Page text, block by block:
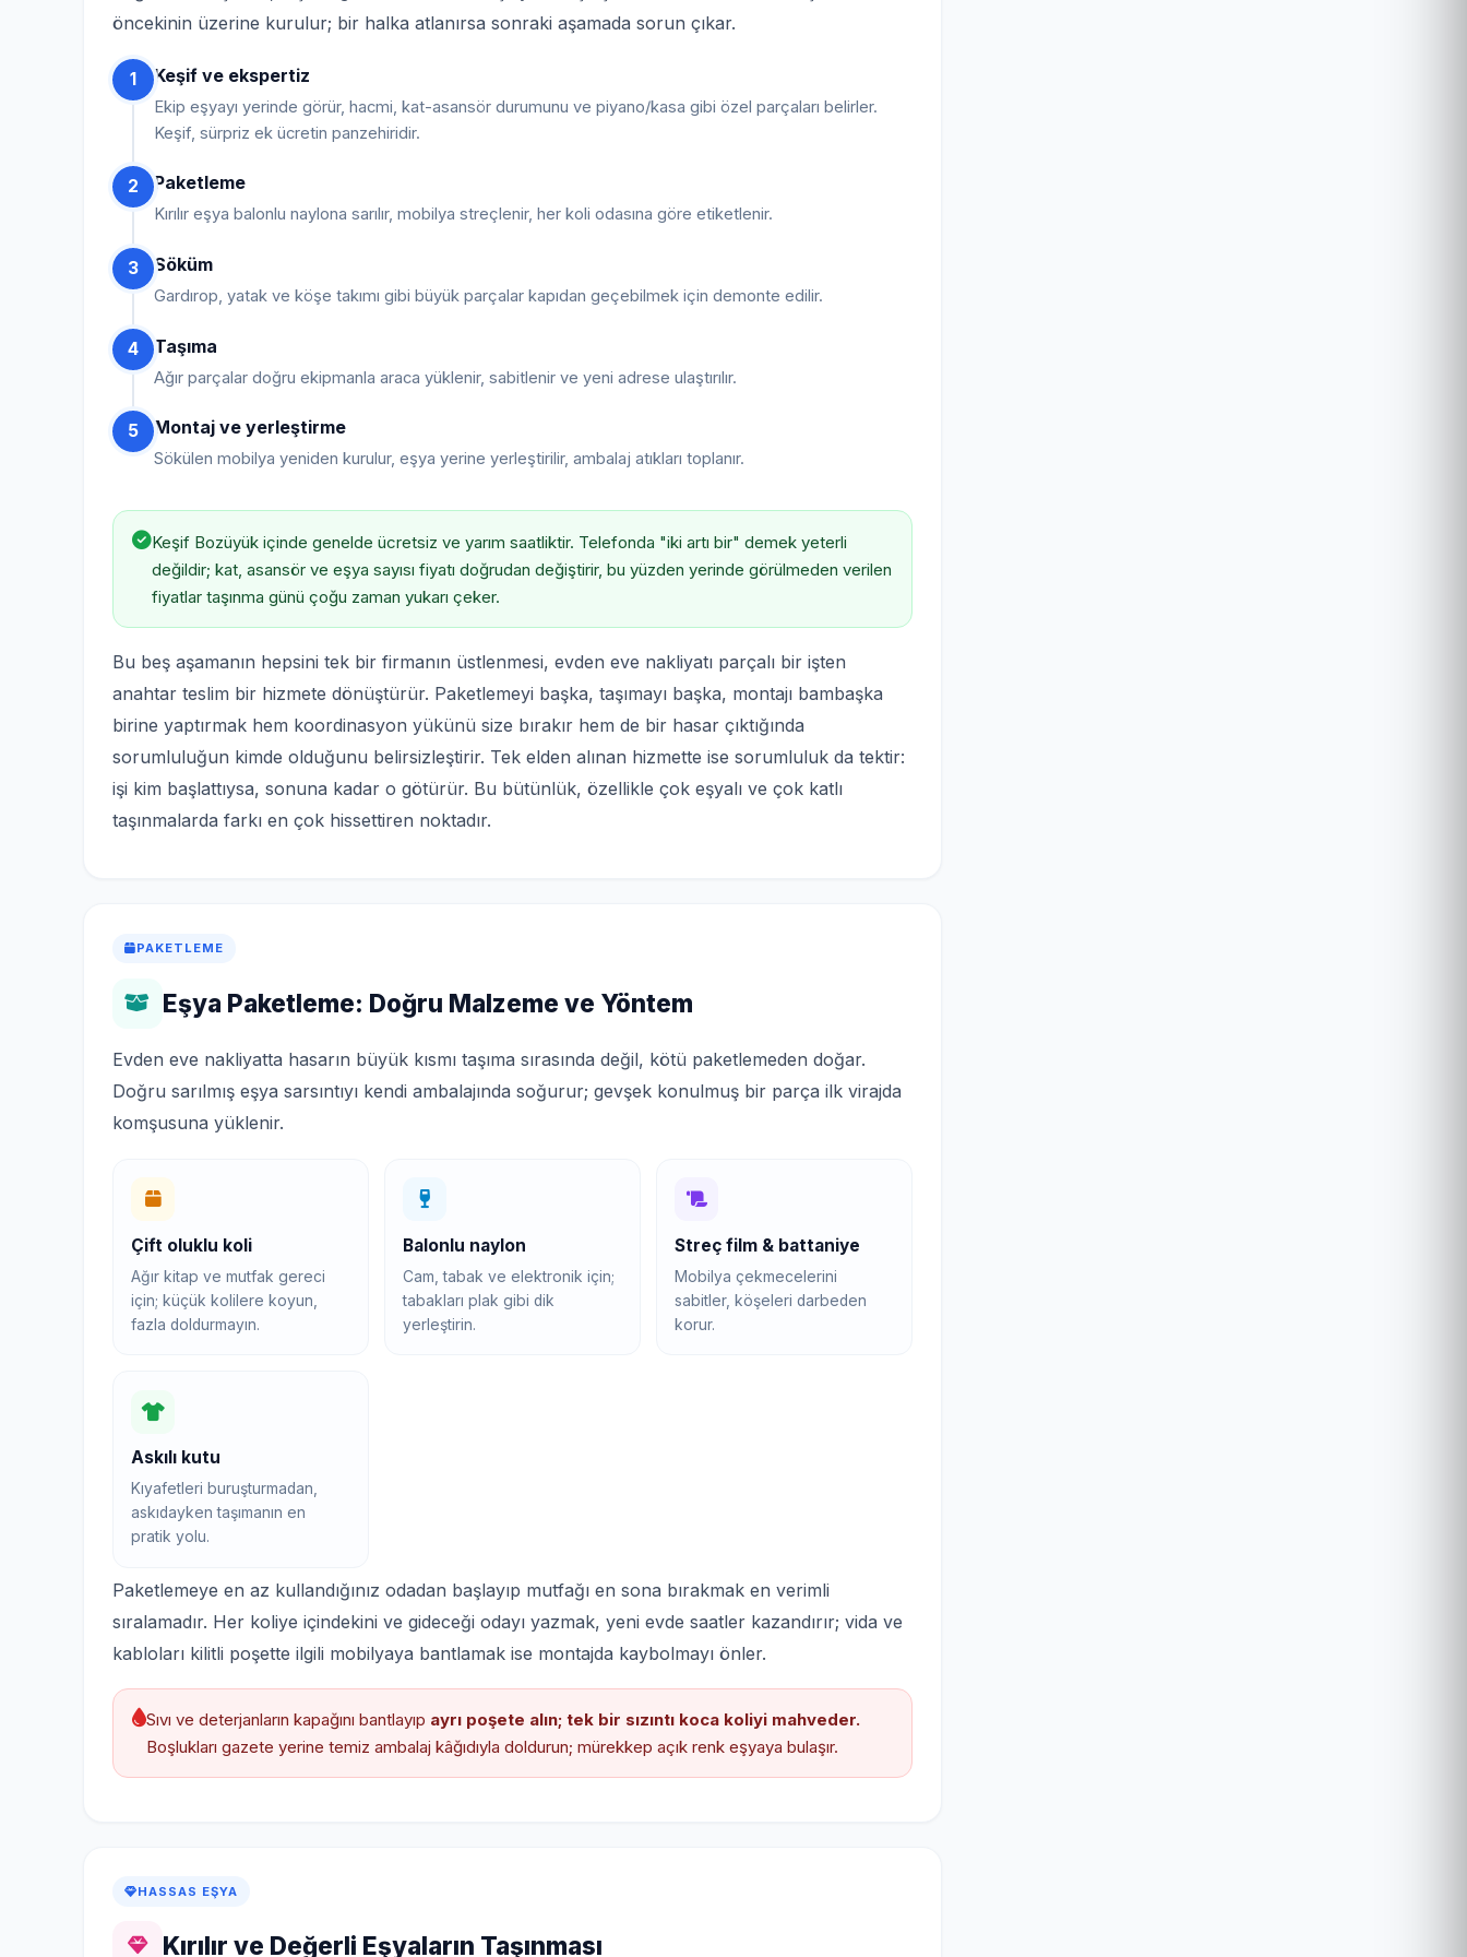
öncekinin üzerine kurulur; bir halka atlanırsa sonraki aşamada sorun çıkar.
1 Keşif ve ekspertiz
Ekip eşyayı yerinde görür, hacmi, kat-asansör durumunu ve piyano/kasa gibi özel parçaları belirler.
Keşif, sürpriz ek ücretin panzehiridir.
2 Paketleme
Kırılır eşya balonlu naylona sarılır, mobilya streçlenir, her koli odasına göre etiketlenir.
3 Söküm
Gardırop, yatak ve köşe takımı gibi büyük parçalar kapıdan geçebilmek için demonte edilir.
4 Taşıma
Ağır parçalar doğru ekipmanla araca yüklenir, sabitlenir ve yeni adrese ulaştırılır.
5 Montaj ve yerleştirme
Sökülen mobilya yeniden kurulur, eşya yerine yerleştirilir, ambalaj atıkları toplanır.
Keşif Bozüyük içinde genelde ücretsiz ve yarım saatliktir. Telefonda "iki artı bir" demek yeterli
değildir; kat, asansör ve eşya sayısı fiyatı doğrudan değiştirir, bu yüzden yerinde görülmeden verilen
fiyatlar taşınma günü çoğu zaman yukarı çeker.
Bu beş aşamanın hepsini tek bir firmanın üstlenmesi, evden eve nakliyatı parçalı bir işten
anahtar teslim bir hizmete dönüştürür. Paketlemeyi başka, taşımayı başka, montajı bambaşka
birine yaptırmak hem koordinasyon yükünü size bırakır hem de bir hasar çıktığında
sorumluluğun kimde olduğunu belirsizleştirir. Tek elden alınan hizmette ise sorumluluk da tektir:
işi kim başlattıysa, sonuna kadar o götürür. Bu bütünlük, özellikle çok eşyalı ve çok katlı
taşınmalarda farkı en çok hissettiren noktadır.
PAKETLEME
Eşya Paketleme: Doğru Malzeme ve Yöntem
Evden eve nakliyatta hasarın büyük kısmı taşıma sırasında değil, kötü paketlemeden doğar.
Doğru sarılmış eşya sarsıntıyı kendi ambalajında soğurur; gevşek konulmuş bir parça ilk virajda
komşusuna yüklenir.
Çift oluklu koli
Ağır kitap ve mutfak gereci
için; küçük kolilere koyun,
fazla doldurmayın.
Balonlu naylon
Cam, tabak ve elektronik için;
tabakları plak gibi dik
yerleştirin.
Streç film & battaniye
Mobilya çekmecelerini
sabitler, köşeleri darbeden
korur.
Askılı kutu
Kıyafetleri buruşturmadan,
askıdayken taşımanın en
pratik yolu.
Paketlemeye en az kullandığınız odadan başlayıp mutfağı en sona bırakmak en verimli
sıralamadır. Her koliye içindekini ve gideceği odayı yazmak, yeni evde saatler kazandırır; vida ve
kabloları kilitli poşette ilgili mobilyaya bantlamak ise montajda kaybolmayı önler.
Sıvı ve deterjanların kapağını bantlayıp ayrı poşete alın; tek bir sızıntı koca koliyi mahveder.
Boşlukları gazete yerine temiz ambalaj kâğıdıyla doldurun; mürekkep açık renk eşyaya bulaşır.
HASSAS EŞYA
Kırılır ve Değerli Eşyaların Taşınması